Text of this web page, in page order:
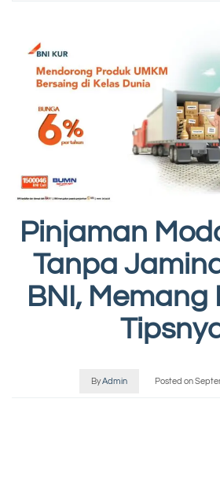
Pinjaman
Tanpa
BNI, Memang
ByAdmin Posted on